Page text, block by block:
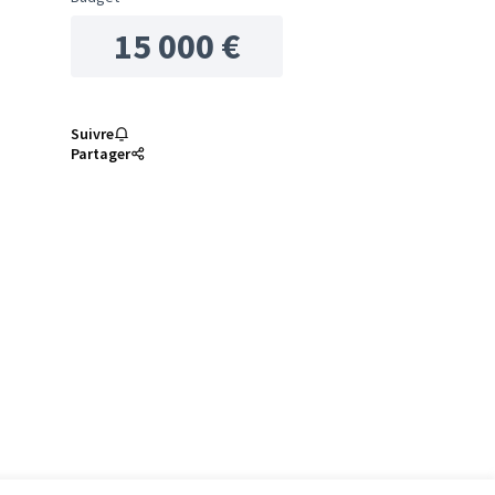
de mobilier urbain
15 000 €
Suivre
Partager